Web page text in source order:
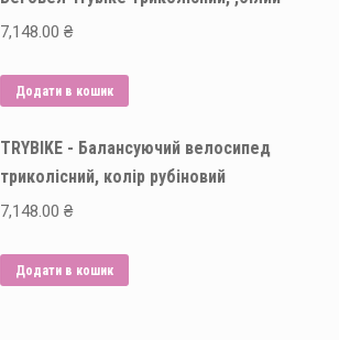
7,148.00 ₴
Додати в кошик
TRYBIKE - Балансуючий велосипед
триколісний, колір рубіновий
7,148.00 ₴
Додати в кошик